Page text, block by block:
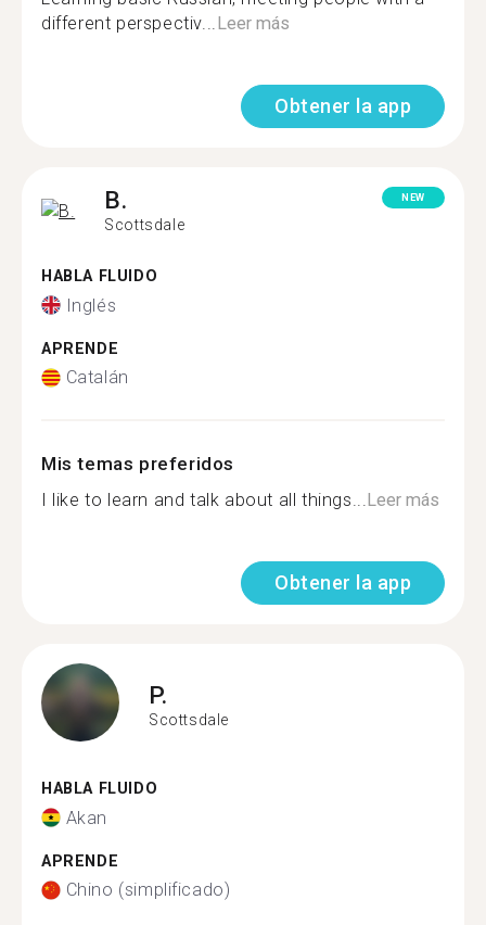
different perspectiv...Leer más
Obtener la app
B.
Scottsdale
NEW
HABLA FLUIDO
Inglés
APRENDE
Catalán
Mis temas preferidos
I like to learn and talk about all things...Leer más
Obtener la app
P.
Scottsdale
HABLA FLUIDO
Akan
APRENDE
Chino (simplificado)